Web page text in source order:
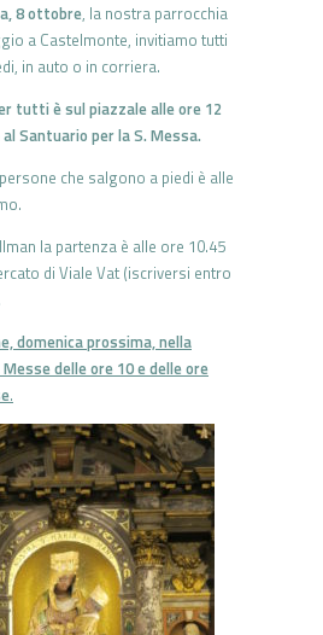
8 ottobre, la nostra parrocchia
a Castelmonte, invitiamo tutti
in auto o in corriera.
tutti è sul piazzale alle ore 12
Santuario per la S. Messa.
che salgono a piedi è alle
la partenza è alle ore 10.45
di Viale Vat (iscriversi entro
domenica prossima, nella
delle ore 10 e delle ore
.